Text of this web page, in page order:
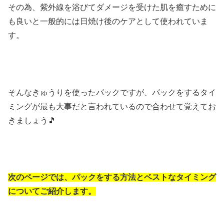
その為、紫外線を浴びてダメージを受けた肌を癒すために
も良いと一般的には日焼け後のケアとして使われていま
す。
そんなきゅうりを使ったパックですが、パックをするタイ
ミングが最も大事だと言われているので合わせて覚えてお
きましょう🎵
次のページでは、パックをする方法とベストなタイミング
についてご紹介します。